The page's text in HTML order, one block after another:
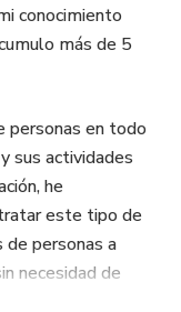
conocimiento
más de 5
personas en todo
sus actividades
he
este tipo de
de personas a
necesidad de